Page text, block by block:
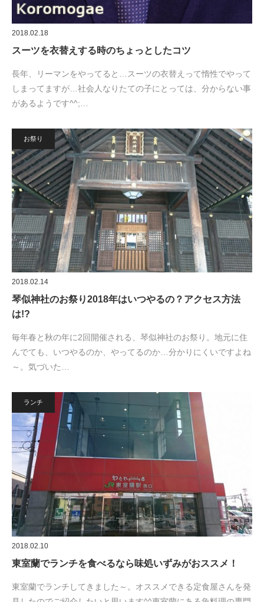
2018.02.18
スーツを衣替えする時のちょっとしたコツ
長年、リーマンをやってると…スーツの衣替えって惰性でやって
しまってますが…社会人なりたての子にとっては、分からない事
があるようです^^;…
お祭り
2018.02.14
琴似神社のお祭り2018年はいつやるの？アクセス方法
は!?
毎年春と秋の年に2回開催される、琴似神社のお祭り。地元に住
んでても、いつやるのか、やってるのか…分かりにくいですよね
～。気づいた…
ランチ
2018.02.10
東室蘭でランチを食べるなら味処いずみがおススメ！
東室蘭でランチしてきました～。オススメできる定食屋さんを発